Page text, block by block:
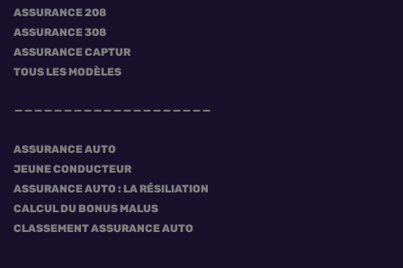
ASSURANCE 208
ASSURANCE 308
ASSURANCE CAPTUR
TOUS LES MODÈLES
ASSURANCE AUTO
JEUNE CONDUCTEUR
ASSURANCE AUTO : LA RÉSILIATION
CALCUL DU BONUS MALUS
CLASSEMENT ASSURANCE AUTO